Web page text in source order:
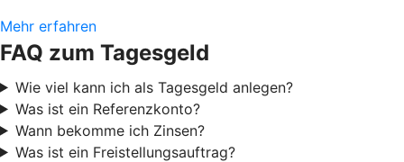
Mehr erfahren
FAQ zum Tagesgeld
Wie viel kann ich als Tagesgeld anlegen?
Was ist ein Referenzkonto?
Wann bekomme ich Zinsen?
Was ist ein Freistellungsauftrag?